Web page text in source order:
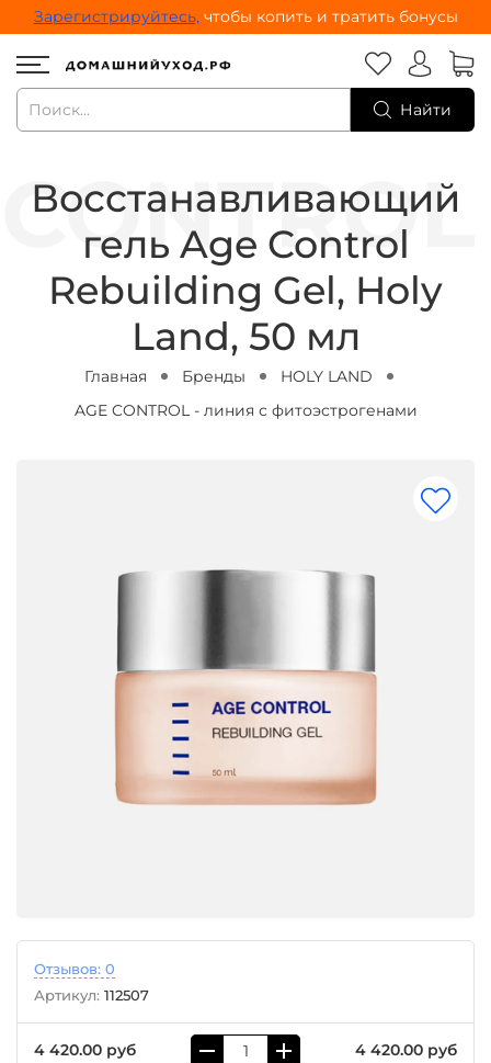
Зарегистрируйтесь,чтобы копить и тратить бонусы
Найти
Восстанавливающий
гель Age Control
Rebuilding Gel, Holy
Land, 50 мл
Главная Бренды
HOLY LAND
AGE CONTROL - линия с фитоэстрогенами
Отзывов: 0
Артикул: 112507
4 420.00 руб 4 420.00 руб